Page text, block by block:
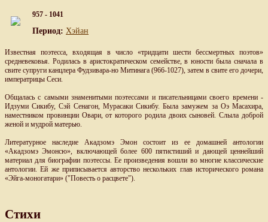
957 - 1041
Период: Хэйан
Известная поэтесса, входящая в число «тридцати шести бессмертных поэтов»
средневековья. Родилась в аристократическом семействе, в юности была сначала в
свите супруги канцлера Фудзивара-но Митинага (966-1027), затем в свите его дочери,
императрицы Сеси.
Общалась с самыми знаменитыми поэтессами и писательницами своего времени -
Идзуми Сикибу, Сэй Сенагон, Мурасаки Сикибу. Была замужем за Оэ Масахира,
наместником провинции Овари, от которого родила двоих сыновей. Слыла доброй
женой и мудрой матерью.
Литературное наследие Акадзомэ Эмон состоит из ее домашней антологии
«Акадзомэ Эмонсю», включающей более 600 пятистиший и дающей ценнейший
материал для биографии поэтессы. Ее произведения вошли во многие классические
антологии. Ей же приписывается авторство нескольких глав исторического романа
«Эйга-моногатари» ("Повесть о расцвете").
Стихи